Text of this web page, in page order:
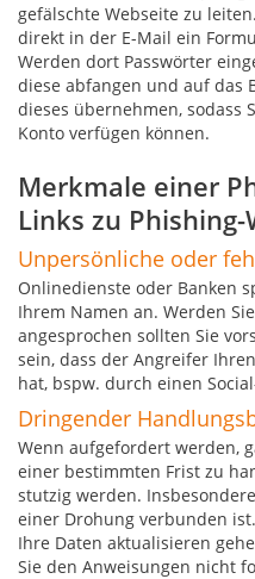
gefälschte Webseite zu
direkt in der E-Mail ein
Werden dort Passwörter
diese abfangen und auf das
dieses übernehmen, sodass
Konto verfügen können.
Merkmale einer
Links zu
Unpersönliche oder
Onlinedienste oder Banken
Ihrem Namen an. Werden
angesprochen sollten Sie
sein, dass der Angreifer
hat, bspw. durch einen
Dringender
Wenn aufgefordert werden,
einer bestimmten Frist zu
stutzig werden.
einer Drohung verbunden
Ihre Daten aktualisieren
Sie den Anweisungen nicht